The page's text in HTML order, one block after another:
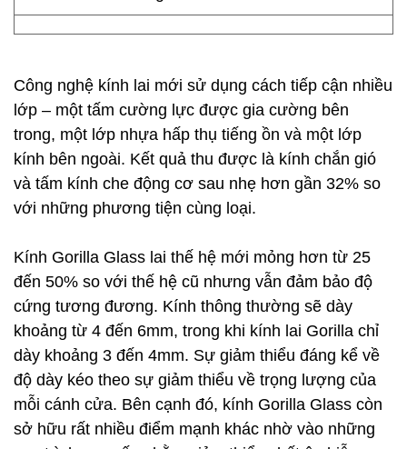
Công nghệ kính lai mới sử dụng cách tiếp cận nhiều
lớp – một tấm cường lực được gia cường bên
trong, một lớp nhựa hấp thụ tiếng ồn và một lớp
kính bên ngoài. Kết quả thu được là kính chắn gió
và tấm kính che động cơ sau nhẹ hơn gần 32% so
với những phương tiện cùng loại.
Kính Gorilla Glass lai thế hệ mới mỏng hơn từ 25
đến 50% so với thế hệ cũ nhưng vẫn đảm bảo độ
cứng tương đương. Kính thông thường sẽ dày
khoảng từ 4 đến 6mm, trong khi kính lai Gorilla chỉ
dày khoảng 3 đến 4mm. Sự giảm thiểu đáng kể về
độ dày kéo theo sự giảm thiểu về trọng lượng của
mỗi cánh cửa. Bên cạnh đó, kính Gorilla Glass còn
sở hữu rất nhiều điểm mạnh khác nhờ vào những